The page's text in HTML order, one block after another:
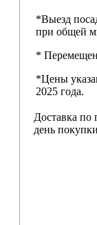
*Выезд
при общей
*
*Цены
2025 года.
Доставка по
день покупки